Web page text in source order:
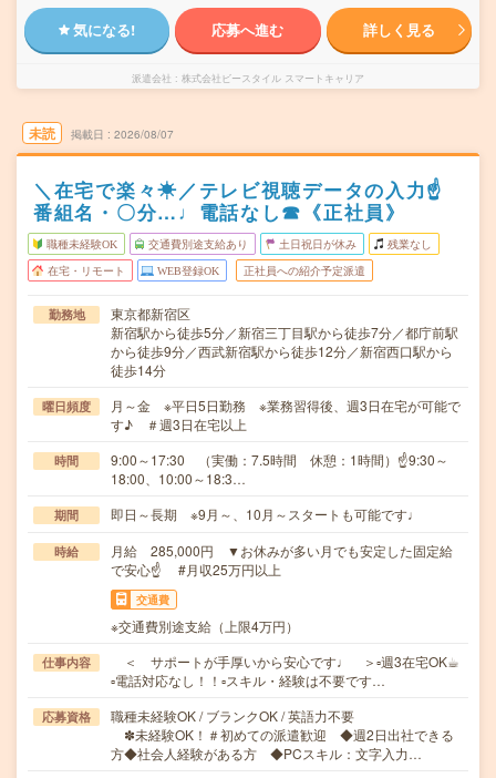
気になる! 応募へ進む 詳しく見る
派遣会社 株式会社ビースタイル スマートキャリア
未読 掲載日 2026/08/07
＼在宅で楽々☀／テレビ視聴データの入力☝
番組名・〇分…♩電話なし☎《正社員》
職種未経験OK 交通費別途支給あり 土日祝日が休み 残業なし
在宅・リモート WEB登録OK 正社員への紹介予定派遣
勤務地
東京都新宿区
新宿駅から徒歩5分／新宿三丁目駅から徒歩7分／都庁前駅
から徒歩9分／西武新宿駅から徒歩12分／新宿西口駅から
徒歩14分
曜日頻度
月～金 ※平日5日勤務 ※業務習得後、週3日在宅が可能で
す♪ ＃週3日在宅以上
時間
9:00～17:30 （実働：7.5時間 休憩：1時間）☝9:30～
18:00、10:00～18:3…
期間 即日～長期 ※9月～、10月～スタートも可能です♩
時給
月給 285,000円 ▼お休みが多い月でも安定した固定給
で安心☝ #月収25万円以上
交通費
※交通費別途支給（上限4万円）
仕事内容
＜ サポートが手厚いから安心です♩ ＞▫週3在宅OK☕︎
▫電話対応なし！！▫スキル・経験は不要です…
応募資格
職種未経験OK / ブランクOK / 英語力不要
✽未経験OK！＃初めての派遣歓迎 ◆週2日出社できる
方◆社会人経験がある方 ◆PCスキル：文字入力…